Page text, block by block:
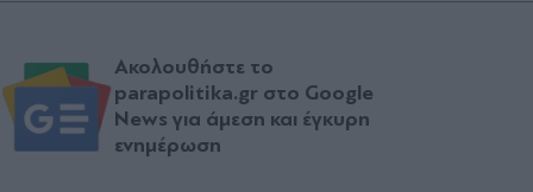
Ακολουθήστε το
parapolitika.gr στο Google
News για άμεση και έγκυρη
ενημέρωση